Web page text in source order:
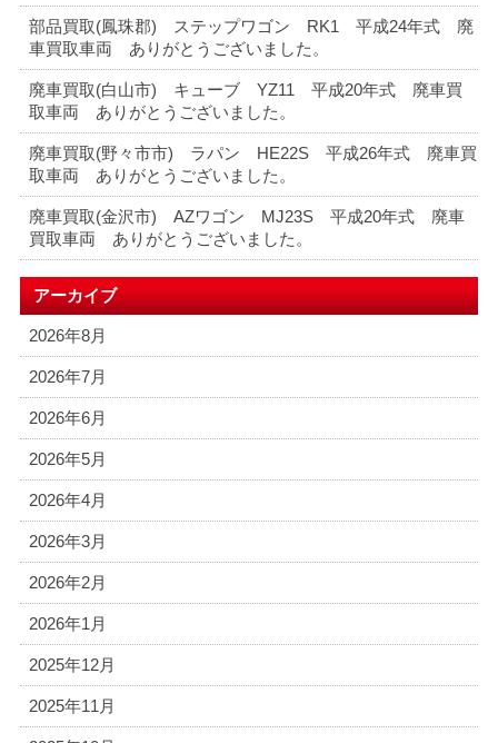
部品買取(鳳珠郡) ステップワゴン RK1 平成24年式 廃
車買取車両 ありがとうございました。
廃車買取(白山市) キューブ YZ11 平成20年式 廃車買
取車両 ありがとうございました。
廃車買取(野々市市) ラパン HE22S 平成26年式 廃車買
取車両 ありがとうございました。
廃車買取(金沢市) AZワゴン MJ23S 平成20年式 廃車
買取車両 ありがとうございました。
アーカイブ
2026年8月
2026年7月
2026年6月
2026年5月
2026年4月
2026年3月
2026年2月
2026年1月
2025年12月
2025年11月